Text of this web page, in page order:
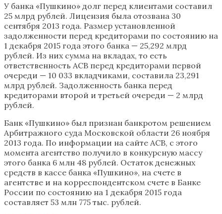
У банка «Пушкино» долг перед клиентами составил
25 млрд рублей. Лицензия была отозвана 30
сентября 2013 года. Размер установленной
задолженности перед кредиторами по состоянию на
1 декабря 2015 года этого банка — 25,292 млрд
рублей. Из них сумма на вкладах, то есть
ответственность АСВ перед кредиторами первой
очереди — 10 033 вкладчиками, составила 23,291
млрд рублей. Задолженность банка перед
кредиторами второй и третьей очереди — 2 млрд
рублей.
Банк «Пушкино» был признан банкротом решением
Арбитражного суда Московской области 26 ноября
2013 года. По информации на сайте АСВ, с этого
момента агентство получило в конкурсную массу
этого банка 6 млн 48 рублей. Остаток денежных
средств в кассе банка «Пушкино», на счете в
агентстве и на корреспондентском счете в Банке
России по состоянию на 1 декабря 2015 года
составляет 53 млн 775 тыс. рублей.